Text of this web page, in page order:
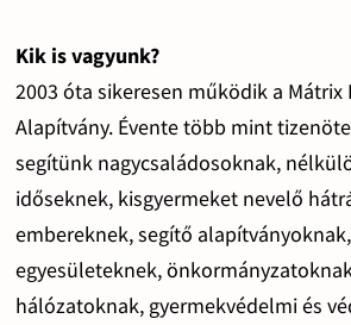
Kik is vagyunk?
2003 óta sikeresen működik a Mátrix
Alapítvány. Évente több mint
segítünk nagycsaládosoknak,
időseknek, kisgyermeket nevelő
embereknek, segítő
egyesületeknek,
hálózatoknak, gyermekvédelmi és